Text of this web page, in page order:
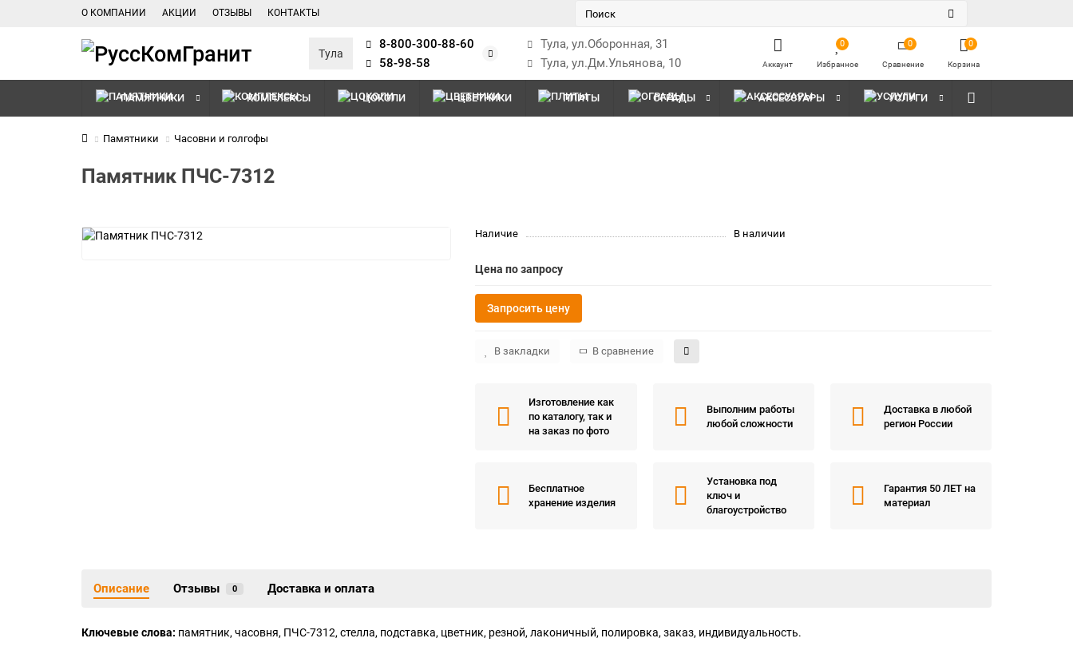
О КОМПАНИИ АКЦИИ ОТЗЫВЫ КОНТАКТЫ
Тула
8-800-300-88-60
58-98-58
Тула, ул.Оборонная, 31
Тула, ул.Дм.Ульянова, 10
Аккаунт
0
Избранное
0
Сравнение
0
Корзина
ПАМЯТНИКИ КОМПЛЕКСЫ ЦОКОЛИ ЦВЕТНИКИ ПЛИТЫ ОГРАДЫ АКСЕССУАРЫ УСЛУГИ
Памятники Часовни и голгофы
Памятник ПЧС-7312
Наличие В наличии
Цена по запросу
Запросить цену
В закладки В сравнение
Изготовление как
по каталогу, так и
на заказ по фото
Выполним работы
любой сложности
Доставка в любой
регион России
Бесплатное
хранение изделия
Установка под
ключ и
благоустройство
Гарантия 50 ЛЕТ на
материал
Описание Отзывы 0 Доставка и оплата
Ключевые слова: памятник, часовня, ПЧС-7312, стелла, подставка, цветник, резной, лаконичный, полировка, заказ, индивидуальность.